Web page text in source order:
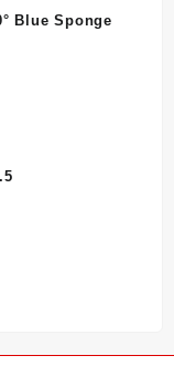
Blue Sponge